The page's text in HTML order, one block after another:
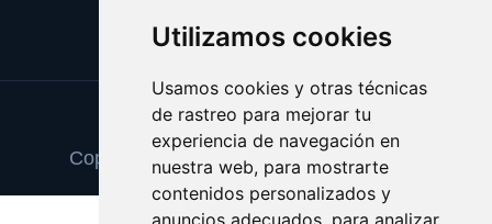
Utilizamos cookies
Usamos cookies y otras técnicas
de rastreo para mejorar tu
experiencia de navegación en
nuestra web, para mostrarte
contenidos personalizados y
anuncios adecuados, para analizar
Update cookies preferences
Copyright © 2025 recogidaselectiva.com